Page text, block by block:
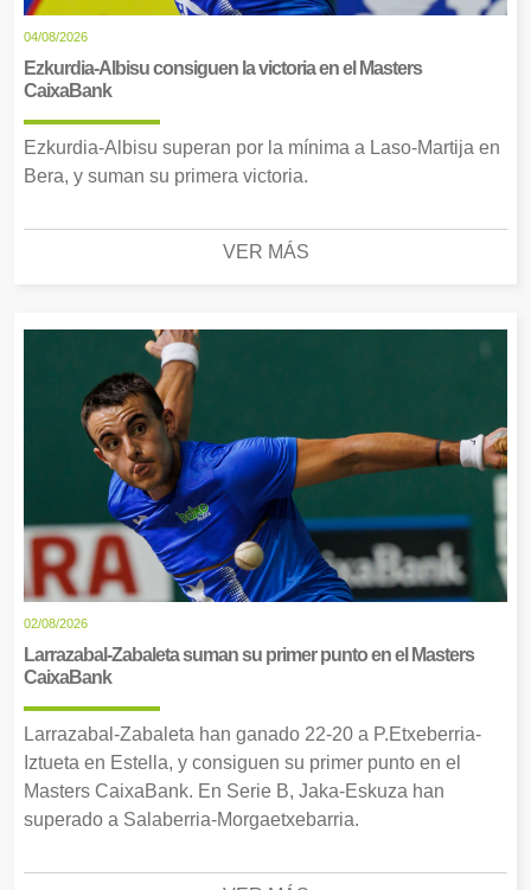
04/08/2026
Ezkurdia-Albisu consiguen la victoria en el Masters
CaixaBank
Ezkurdia-Albisu superan por la mínima a Laso-Martija en
Bera, y suman su primera victoria.
VER MÁS
02/08/2026
Larrazabal-Zabaleta suman su primer punto en el Masters
CaixaBank
Larrazabal-Zabaleta han ganado 22-20 a P.Etxeberria-
Iztueta en Estella, y consiguen su primer punto en el
Masters CaixaBank. En Serie B, Jaka-Eskuza han
superado a Salaberria-Morgaetxebarria.